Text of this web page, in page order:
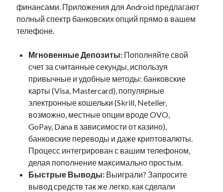
финансами. Приложения для Android предлагают
полный спектр банковских опций прямо в вашем
телефоне.
Мгновенные Депозиты: Пополняйте свой
счет за считанные секунды, используя
привычные и удобные методы: банковские
карты (Visa, Mastercard), популярные
электронные кошельки (Skrill, Neteller,
возможно, местные опции вроде OVO,
GoPay, Dana в зависимости от казино),
банковские переводы и даже криптовалюты.
Процесс интегрирован с вашим телефоном,
делая пополнение максимально простым.
Быстрые Выводы: Выиграли? Запросите
вывод средств так же легко, как сделали